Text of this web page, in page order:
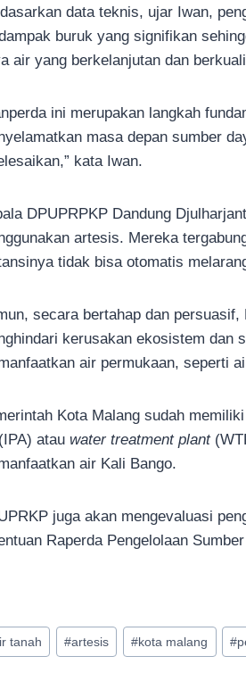
data teknis, ujar Iwan,
buruk yang signifikan
air yang berkelanjutan dan
ini merupakan langkah
masa depan sumber
kata Iwan.
DPUPRPKP Dandung
artesis. Mereka
tidak bisa otomatis
secara bertahap dan
kerusakan ekosistem dan
air permukaan, seperti
Kota Malang sudah
atau water treatment plant
air Kali Bango.
juga akan mengevaluasi
Raperda Pengelolaan
tanah #artesis #kota malang #